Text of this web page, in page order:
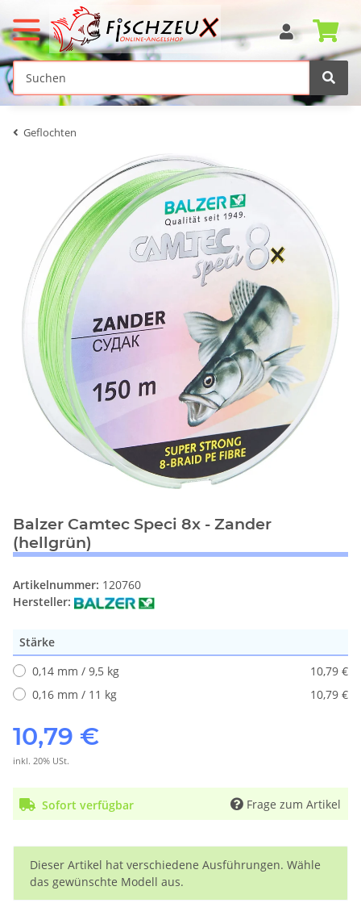
Geflochten
Balzer Camtec Speci 8x - Zander
(hellgrün)
Artikelnummer: 120760
Hersteller:
Stärke
0,14 mm / 9,5 kg
10,79 €
0,16 mm / 11 kg
10,79 €
10,79 €
inkl. 20% USt.
Sofort verfügbar Frage zum Artikel
x
Dieser Artikel hat verschiedene Ausführungen. Wähle
das gewünschte Modell aus.